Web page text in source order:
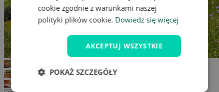
cookie zgodnie z warunkami naszej
polityki plików cookie. Dowiedz się więcej
AKCEPTUJ WSZYSTKIE
POKAŻ SZCZEGÓŁY